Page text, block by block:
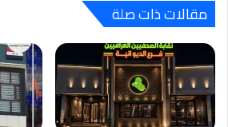
مقالات ذات صلة